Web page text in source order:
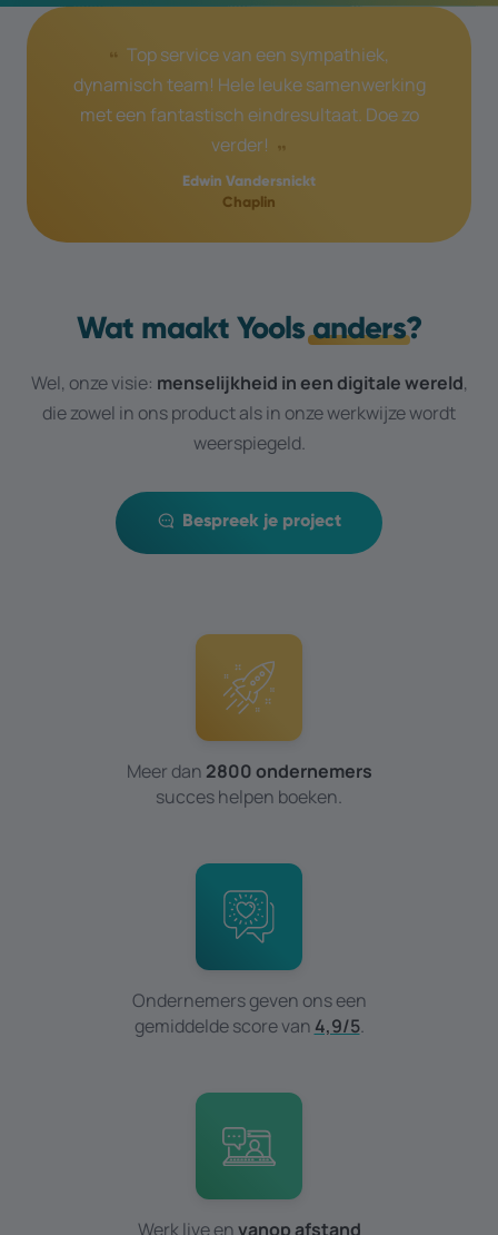
Wat maakt Yoolsanders?
Wel, onze visie: menselijkheid in een digitale wereld,
die zowel in ons product als in onze werkwijze wordt
weerspiegeld.
Bespreek je project
Top service van een sympathiek,
dynamisch team! Hele leuke samenwerking
met een fantastisch eindresultaat. Doe zo
verder!
Edwin Vandersnickt
Chaplin
Meer dan 2800 ondernemers
succes helpen boeken.
Ondernemers geven ons een
gemiddelde score van 4,9/5.
Werk live envanop afstand